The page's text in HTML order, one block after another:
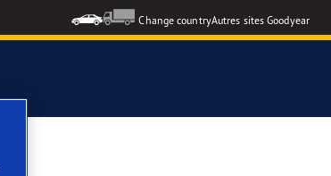
Change countryAutres sites Goodyear